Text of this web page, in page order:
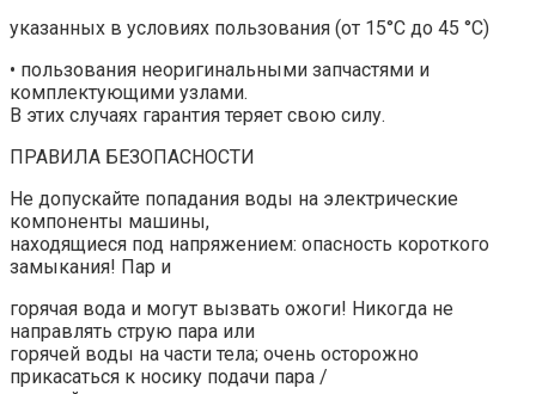
указанных в условиях пользования (от 15°C до 45 °C)
• пользования неоригинальными запчастями и
комплектующими узлами.
В этих случаях гарантия теряет свою силу.
ПРАВИЛА БЕЗОПАСНОСТИ
Не допускайте попадания воды на электрические
компоненты машины,
находящиеся под напряжением: опасность короткого
замыкания! Пар и
горячая вода и могут вызвать ожоги! Никогда не
направлять струю пара или
горячей воды на части тела; очень осторожно
прикасаться к носику подачи пара /